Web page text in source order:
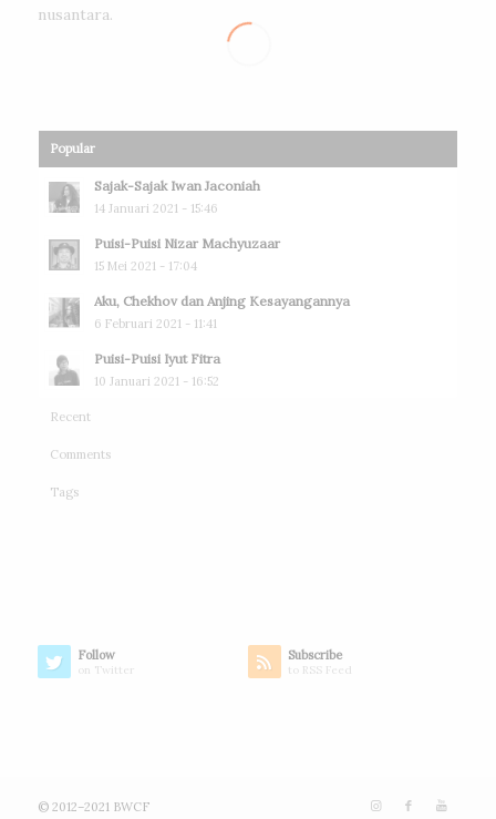
nusantara.
Popular
Sajak-Sajak Iwan Jaconiah
14 Januari 2021 - 15:46
Puisi-Puisi Nizar Machyuzaar
15 Mei 2021 - 17:04
Aku, Chekhov dan Anjing Kesayangannya
6 Februari 2021 - 11:41
Puisi-Puisi Iyut Fitra
10 Januari 2021 - 16:52
Recent
Comments
Tags
Follow
on Twitter
Subscribe
to RSS Feed
© 2012–2021 BWCF